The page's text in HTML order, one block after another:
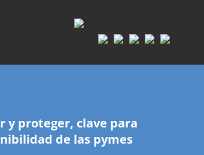
y proteger, clave para
de las pymes